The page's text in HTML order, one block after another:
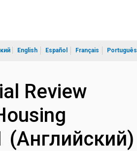
English Español Français Português
Review
(Английский)